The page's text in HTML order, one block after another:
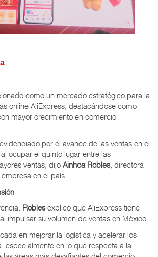
como un mercado estratégico para la
online AliExpress, destacándose como
mayor crecimiento en comercio
por el avance de las ventas en el
ocupar el quinto lugar entre las
ventas, dijo Ainhoa Robles, directora
en el país.
Roblesexplicó que AliExpress tiene
impulsar su volumen de ventas en México.
en mejorar la logística y acelerar los
especialmente en lo que respecta a la